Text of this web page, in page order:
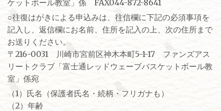
ケットボール教室」係 FAX044-872-8641
○往復はがきによる申込みは、往信欄に下記の必須事項を
記入し、返信欄にお名前、住所を記入の上、次の住所まで
お送りください。
〒216-0031 川崎市宮前区神木本町5-1-17 ファンズアス
リートクラブ「富士通レッドウェーブバスケットボール教
室」係宛
（1）氏名（保護者氏名・続柄・フリガナも）
（2）年齢